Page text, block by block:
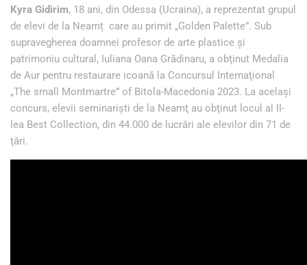
Kyra Gidirim, 18 ani, din Odessa (Ucraina), a reprezentat grupul
de elevi de la Neamț care au primit „Golden Palette”. Sub
supravegherea doamnei profesor de arte plastice şi
patrimoniu cultural, Iuliana Oana Grădinaru, a obţinut Medalia
de Aur pentru restaurare icoană la Concursul Internaţional
„The small Montmartre” of Bitola-Macedonia 2023. La acelaşi
concurs, elevii seminarişti de la Neamţ au obţinut locul al II-
lea Best Collection, din 44.000 de lucrări ale elevilor din 71 de
ţări.